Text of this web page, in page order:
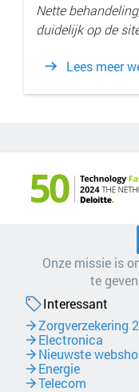
Nette
duidelijk op de
Lees meer
Onze missie is
te
Interessant
Zorgverzekering
Electronica
Nieuwste
Energie
Telecom